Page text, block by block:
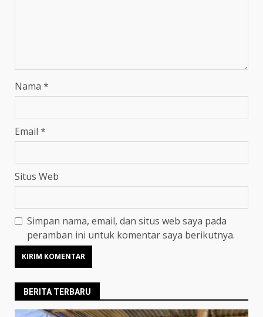
Nama *
Email *
Situs Web
Simpan nama, email, dan situs web saya pada
peramban ini untuk komentar saya berikutnya.
BERITA TERBARU